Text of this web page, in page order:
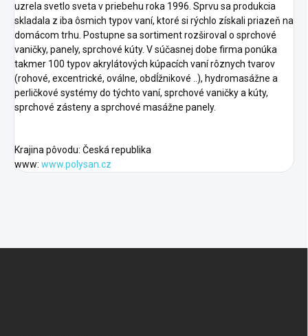
uzrela svetlo sveta v priebehu roka 1996. Sprvu sa produkcia
skladala z iba ôsmich typov vaní, ktoré si rýchlo získali priazeň na
domácom trhu. Postupne sa sortiment rozširoval o sprchové
vaničky, panely, sprchové kúty. V súčasnej dobe firma ponúka
takmer 100 typov akrylátových kúpacích vaní rôznych tvarov
(rohové, excentrické, oválne, obdĺžnikové ..), hydromasážne a
perličkové systémy do týchto vaní, sprchové vaničky a kúty,
sprchové zásteny a sprchové masážne panely.
Krajina pôvodu: Česká republika
www: www.polysan.cz